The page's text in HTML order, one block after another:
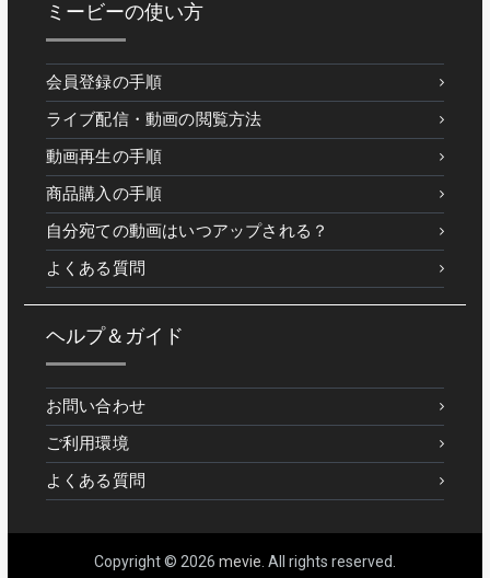
ミービーの使い方
会員登録の手順
ライブ配信・動画の閲覧方法
動画再生の手順
商品購入の手順
自分宛ての動画はいつアップされる？
よくある質問
ヘルプ＆ガイド
お問い合わせ
ご利用環境
よくある質問
Copyright © 2026 mevie . All rights reserved.